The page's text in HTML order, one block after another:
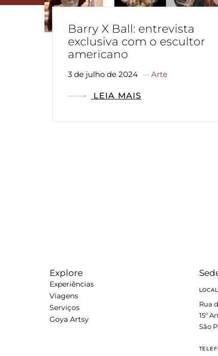
Barry X Ball: entrevista
exclusiva com o escultor
americano
3 de julho de 2024 Arte
LEIA MAIS
Explore
Experiências
Viagens
Serviços
Goya Artsy
Rua
15º
São